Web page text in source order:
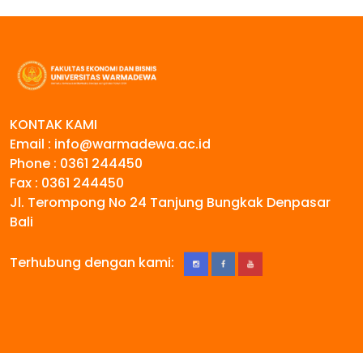
KONTAK KAMI
Email : info@warmadewa.ac.id
Phone : 0361 244450
Fax : 0361 244450
Jl. Terompong No 24 Tanjung Bungkak Denpasar
Bali
Terhubung dengan kami: